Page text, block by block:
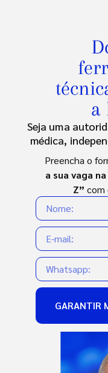
a
Seja uma
médica,
Preencha o
a sua vaga
Z” com
GARANTIR